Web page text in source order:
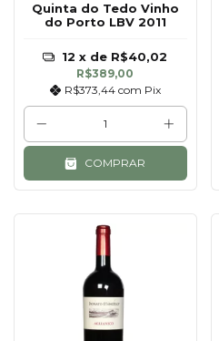
Quinta do Tedo Vinho
do Porto LBV 2011
R$389,00
R$373,44 com Pix
12 x de R$40,02
COMPRAR